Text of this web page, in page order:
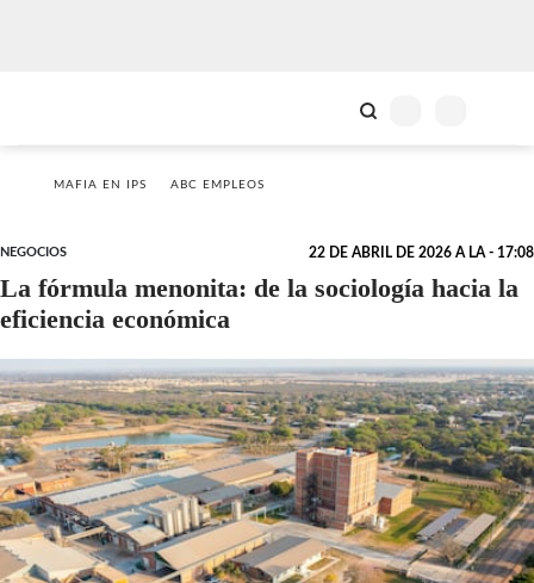
MAFIA EN IPS ABC EMPLEOS
NEGOCIOS 22 DE ABRIL DE 2026 A LA - 17:08
La fórmula menonita: de la sociología hacia la
eficiencia económica